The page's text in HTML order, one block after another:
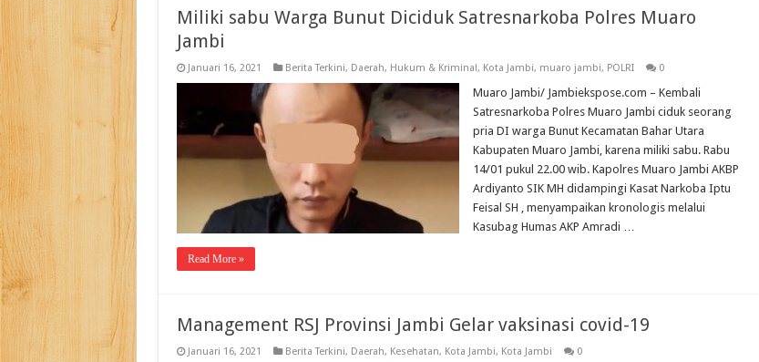
Miliki sabu Warga Bunut Diciduk Satresnarkoba Polres Muaro
Jambi
Januari 16, 2021 Berita Terkini, Daerah, Hukum & Kriminal , Kota Jambi, muaro jambi, POLRI 0
Muaro Jambi/ Jambiekspose.com – Kembali
Satresnarkoba Polres Muaro Jambi ciduk seorang
pria DI warga Bunut Kecamatan Bahar Utara
Kabupaten Muaro Jambi, karena miliki sabu. Rabu
14/01 pukul 22.00 wib. Kapolres Muaro Jambi AKBP
Ardiyanto SIK MH didampingi Kasat Narkoba Iptu
Feisal SH , menyampaikan kronologis melalui
Kasubag Humas AKP Amradi …
Read More »
Management RSJ Provinsi Jambi Gelar vaksinasi covid-19
Januari 16, 2021 Berita Terkini, Daerah, Kesehatan, Kota Jambi, Kota Jambi 0